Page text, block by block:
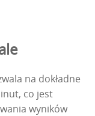
na dokładne
co jest
wyników